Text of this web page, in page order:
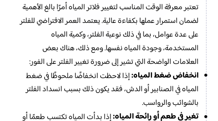
تعتبر معرفة الوقت المناسب لتغيير فلاتر المياه أمرًا بالغ الأهمية
لضمان استمرار عملها بكفاءة عالية. يعتمد العمر الافتراضي للفلتر
على عدة عوامل، بما في ذلك نوعية الفلتر، وكمية المياه
المستخدمة، وجودة المياه نفسها. ومع ذلك، هناك بعض
العلامات الواضحة التي تشير إلى ضرورة تغيير الفلتر على الفور:
انخفاض ضغط المياه:إذا لاحظت انخفاضًا ملحوظًا في ضغط
المياه في الصنابير أو الدش، فقد يكون ذلك بسبب انسداد الفلتر
بالشوائب والرواسب.
تغير في طعم أو رائحة المياه:إذا بدأت المياه تكتسب طعمًا أو